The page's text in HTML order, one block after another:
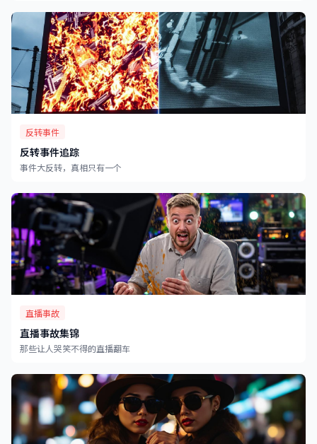
反转事件
反转事件追踪
事件大反转，真相只有一个
直播事故
直播事故集锦
那些让人哭笑不得的直播翻车